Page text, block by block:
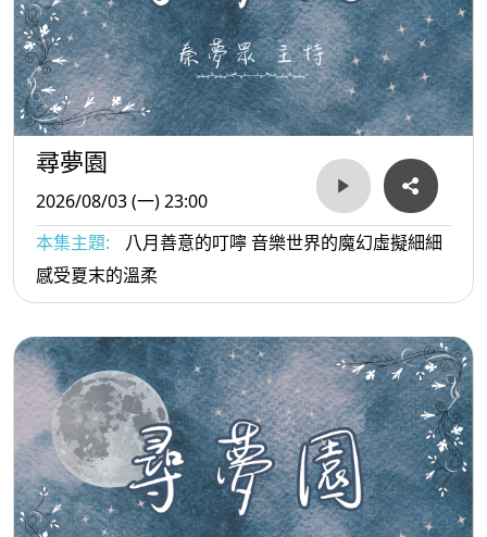
尋夢園
2026/08/03 (一) 23:00
本集主題:
八月善意的叮嚀 音樂世界的魔幻虛擬細細
感受夏末的溫柔